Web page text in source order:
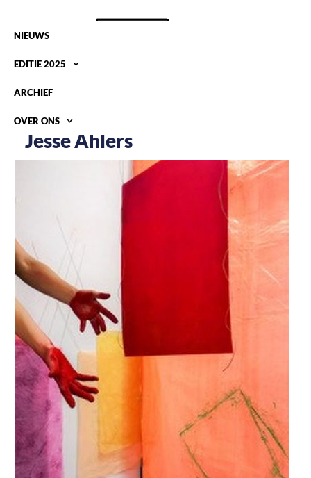
NIEUWS
EDITIE 2025
ARCHIEF
OVER ONS
Jesse Ahlers